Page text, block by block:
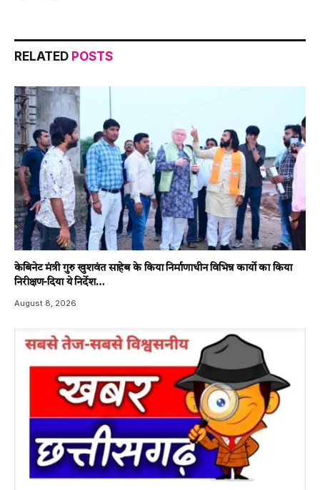
RELATED POSTS
केबिनेट मंत्री गुरु खुशवंत साहेब के किया निर्माणाधीन विभिन्न कार्यो का किया
निरीक्षण-दिया ये निर्देश…
August 8, 2026